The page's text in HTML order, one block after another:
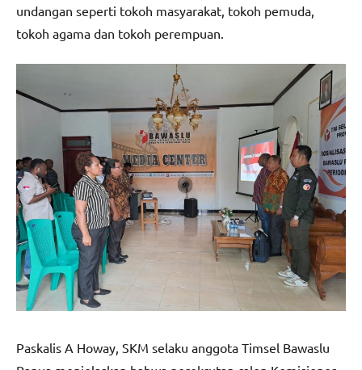
undangan seperti tokoh masyarakat, tokoh pemuda,
tokoh agama dan tokoh perempuan.
Paskalis A Howay, SKM selaku anggota Timsel Bawaslu